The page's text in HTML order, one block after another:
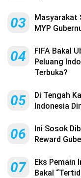
03
Masyarakat
MYP
04
FIFA Bakal
Peluang
Terbuka?
05
Di Tengah
Indonesia
06
Ini Sosok
Reward
07
Eks Pemain
Bakal